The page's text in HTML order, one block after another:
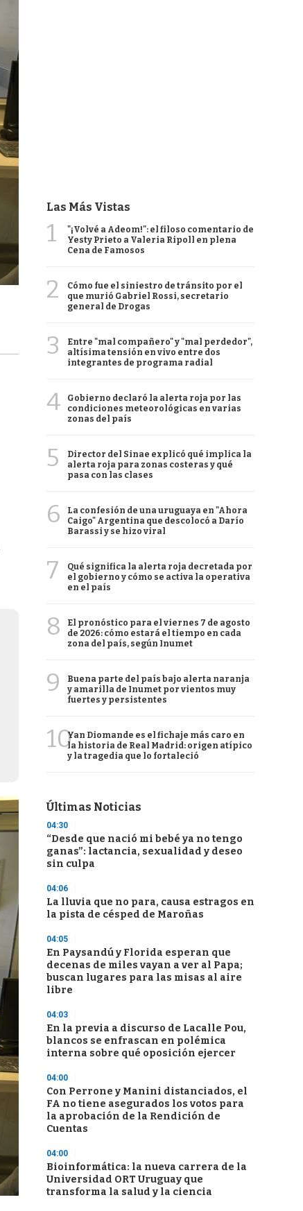
Las Más Vistas
1
"¡Volvé a Adeom!": el filoso comentario de
Yesty Prieto a Valeria Ripoll en plena
Cena de Famosos
2
Cómo fue el siniestro de tránsito por el
que murió Gabriel Rossi, secretario
general de Drogas
3
Entre "mal compañero" y "mal perdedor",
altísima tensión en vivo entre dos
integrantes de programa radial
4
Gobierno declaró la alerta roja por las
condiciones meteorológicas en varias
zonas del país
5
Director del Sinae explicó qué implica la
alerta roja para zonas costeras y qué
pasa con las clases
6
La confesión de una uruguaya en "Ahora
Caigo" Argentina que descolocó a Darío
Barassi y se hizo viral
7
Qué significa la alerta roja decretada por
el gobierno y cómo se activa la operativa
en el país
8
El pronóstico para el viernes 7 de agosto
de 2026: cómo estará el tiempo en cada
zona del país, según Inumet
9
Buena parte del país bajo alerta naranja
y amarilla de Inumet por vientos muy
fuertes y persistentes
10Yan Diomande es el fichaje más caro en
la historia de Real Madrid: origen atípico
y la tragedia que lo fortaleció
Últimas Noticias
04:30
“Desde que nació mi bebé ya no tengo
ganas”: lactancia, sexualidad y deseo
sin culpa
04:06
La lluvia que no para, causa estragos en
la pista de césped de Maroñas
04:05
En Paysandú y Florida esperan que
decenas de miles vayan a ver al Papa;
buscan lugares para las misas al aire
libre
04:03
En la previa a discurso de Lacalle Pou,
blancos se enfrascan en polémica
interna sobre qué oposición ejercer
04:00
Con Perrone y Manini distanciados, el
FA no tiene asegurados los votos para
la aprobación de la Rendición de
Cuentas
04:00
Bioinformática: la nueva carrera de la
Universidad ORT Uruguay que
transforma la salud y la ciencia